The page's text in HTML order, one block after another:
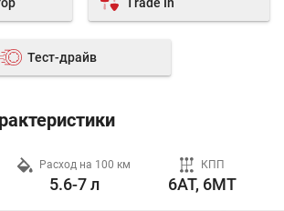
Тест-драйв
Расход на 100 км
5.6-7 л
КПП
6AT, 6MT